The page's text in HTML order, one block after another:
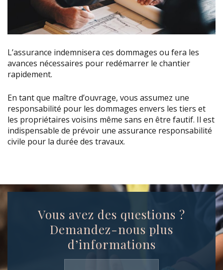
L’assurance indemnisera ces dommages ou fera les
avances nécessaires pour redémarrer le chantier
rapidement.
En tant que maître d’ouvrage, vous assumez une
responsabilité pour les dommages envers les tiers et
les propriétaires voisins même sans en être fautif. Il est
indispensable de prévoir une assurance responsabilité
civile pour la durée des travaux.
Vous avez des questions ?
Demandez-nous plus
d’informations